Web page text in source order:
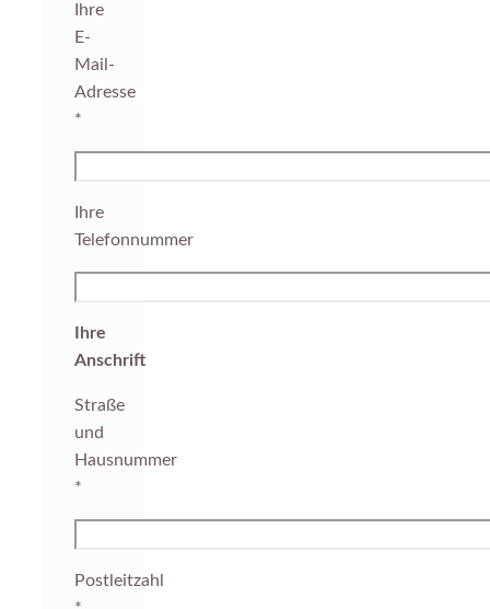
Ihre
E-
Mail-
Adresse
*
Ihre
Telefonnummer
Ihre
Anschrift
Straße
und
Hausnummer
*
Postleitzahl